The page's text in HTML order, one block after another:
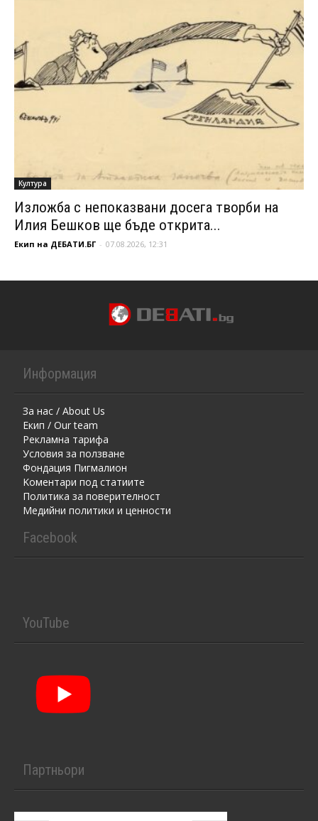
Култура
Изложба с непоказвани досега творби на
Илия Бешков ще бъде открита...
Екип на ДЕБАТИ.БГ - 07.08.2026, 12:31
Информация
За нас / About Us
Екип / Our team
Рекламна тарифа
Условия за ползване
Фондация Пигмалион
Kоментaри под статиите
Политика за поверителност
Медийни политики и ценности
Facebook
YouTube
Партньори